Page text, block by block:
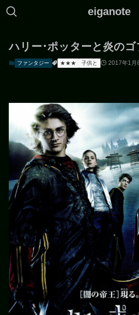
eiganote
ハリー･ポッターと炎のゴ
ファンタジー ★★★ 子供と 2017年1月